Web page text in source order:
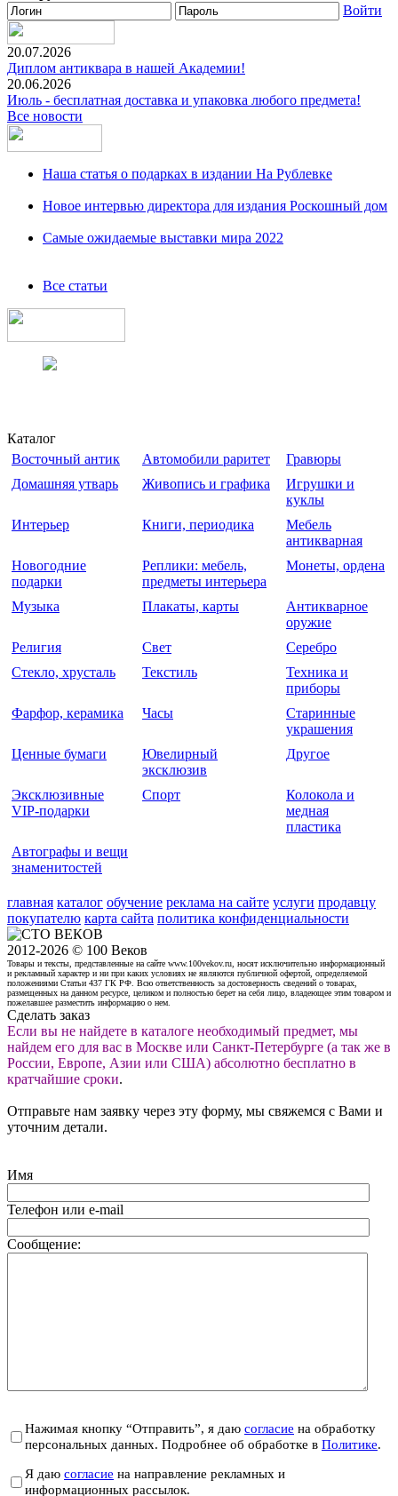
Войти
20.07.2026
Диплом антиквара в нашей Академии!
20.06.2026
Июль - бесплатная доставка и упаковка любого предмета!
Все новости
Наша статья о подарках в издании На Рублевке
Новое интервью директора для издания Роскошный дом
Самые ожидаемые выставки мира 2022
Все статьи
Каталог
Восточный антик
Автомобили раритет
Гравюры
Домашняя утварь
Живопись и графика
Игрушки и
куклы
Интерьер
Книги, периодика
Мебель
антикварная
Новогодние
подарки
Реплики: мебель,
предметы интерьера
Монеты, ордена
Музыка Плакаты, карты
Антикварное
оружие
Религия
Свет
Серебро
Стекло, хрусталь
Текстиль
Техника и
приборы
Фарфор, керамика
Часы
Старинные
украшения
Ценные бумаги
Ювелирный
эксклюзив
Другое
Эксклюзивные
VIP-подарки
Спорт
Колокола и
медная
пластика
Автографы и вещи
знаменитостей
главная каталог обучение реклама на сайте услуги продавцу
покупателю карта сайта политика конфиденциальности
2012-2026 © 100 Веков
Товары и тексты, представленные на сайте www.100vekov.ru, носят исключительно информационный
и рекламный характер и ни при каких условиях не являются публичной офертой, определяемой
положениями Статьи 437 ГК РФ. Всю ответственность за достоверность сведений о товарах,
размещенных на данном ресурсе, целиком и полностью берет на себя лицо, владеющее этим товаром и
пожелавшее разместить информацию о нем.
Сделать заказ
Если вы не найдете в каталоге необходимый предмет, мы
найдем его для вас в Москве или Санкт-Петербурге (а так же в
России, Европе, Азии или США) абсолютно бесплатно в
кратчайшие сроки.
Отправьте нам заявку через эту форму, мы свяжемся с Вами и
уточним детали.
Имя
Телефон или e-mail
Сообщение:
Нажимая кнопку “Отправить”, я даю согласие на обработку
персональных данных. Подробнее об обработке в Политике.
Я даю согласие на направление рекламных и
информационных рассылок.